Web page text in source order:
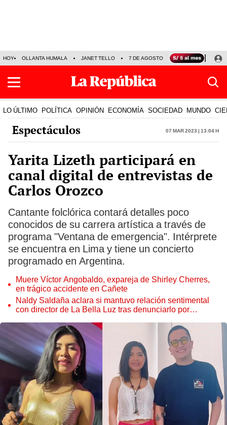
HOY OLLANTA HUMALA JANET TELLO 7 DE AGOSTO TINKA RESULTADOS
LO ÚLTIMO POLÍTICA OPINIÓN ECONOMÍA SOCIEDAD MUNDO
Espectáculos 07 Mar 2023 | 13:04 h
Yarita Lizeth participará en
canal digital de entrevistas de
Carlos Orozco
Cantante folclórica contará detalles poco
conocidos de su carrera artística a través de
programa "Ventana de emergencia". Intérprete
se encuentra en Lima y tiene un concierto
programado en Argentina.
Muere Víctor Angobaldo, expareja de Shirley Cherres,
en trágico accidente en Cañete
Naldy Saldaña aclara si mantuvo relación sentimental
con director de La Bella Luz tras denunciarlo por